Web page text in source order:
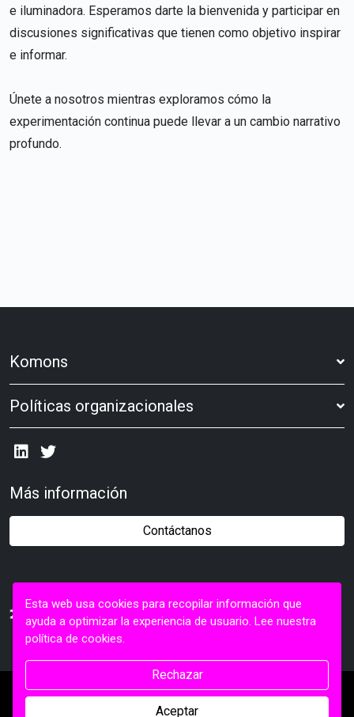
Esta web usa cookies para recopilar información que
ayuda a optimizar la experiencia de usuario. Lee nuestra
política de cookies.
Rechazar
Aceptar
e iluminadora. Esperamos darte la bienvenida y participar en
discusiones significativas que tienen como objetivo inspirar
e informar.
Únete a nosotros mientras exploramos cómo la
experimentación continua puede llevar a un cambio narrativo
profundo.
Komons
Políticas organizacionales
Más información
Contáctanos
© 2026 Komons Collective SLL